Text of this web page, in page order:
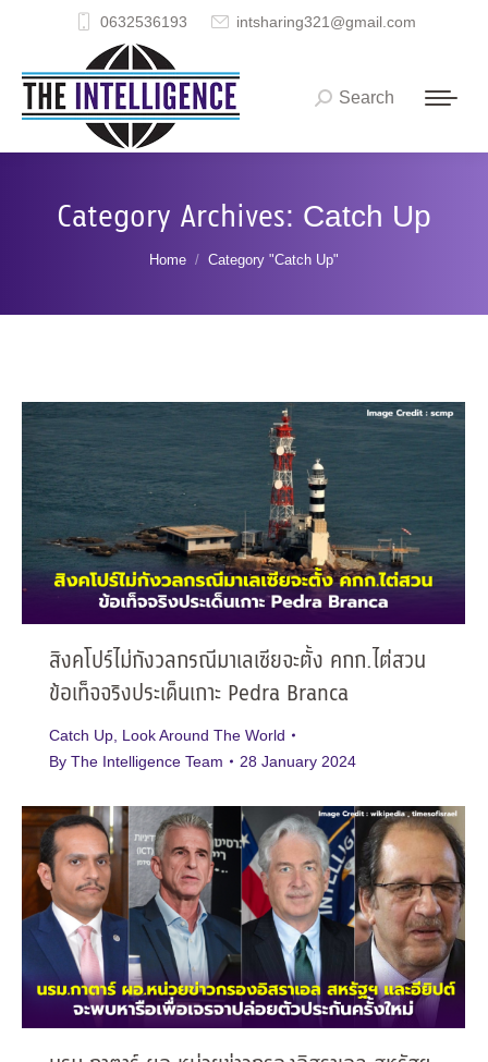
0632536193 intsharing321@gmail.com
Search:
Search
Category Archives: Catch Up
You are here:
Home Category "Catch Up"
สิงคโปร์ไม่กังวลกรณีมาเลเซียจะตั้ง คกก.ไต่สวน
ข้อเท็จจริงประเด็นเกาะ Pedra Branca
Catch Up Look Around The World
By The Intelligence Team 28 January 2024